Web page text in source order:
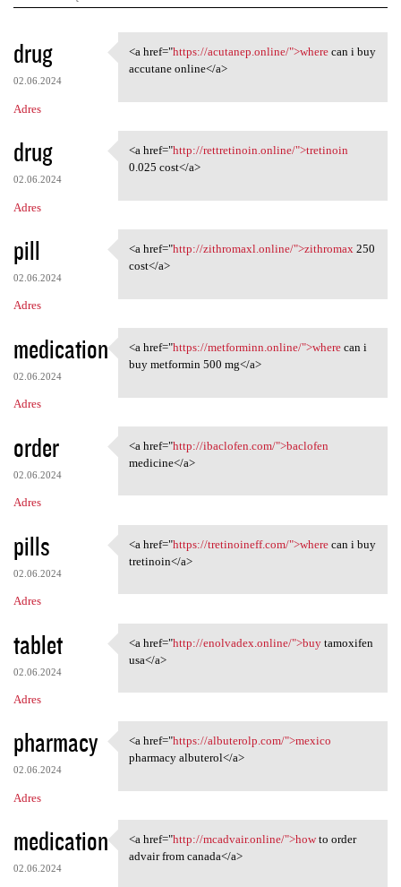
K
o
m
e
n
t
r
z
e
drug
02.06.2024
Adres
<a href="https://acutanep
<a href="https://acutanep.online/">wherecan i buy
accutane online</a>
drug
02.06.2024
Adres
<a href="http://rettretinoin
<a href="http://rettretinoin.online/">tretinoin
0.025 cost</a>
pill
02.06.2024
Adres
<a href="http://zithromaxl
<a href="http://zithromaxl.online/">zithromax250
cost</a>
medication
02.06.2024
Adres
<a href="https://metforminn
<a href="https://metforminn.online/">wherecan i
buy metformin 500 mg</a>
order
02.06.2024
Adres
<a href="http://ibaclofen.com
<a href="http://ibaclofen.com/">baclofen
medicine</a>
pills
02.06.2024
Adres
<a href="https://tretinoineff
<a href="https://tretinoineff.com/">wherecan i buy
tretinoin</a>
tablet
02.06.2024
Adres
<a href="http://enolvadex
<a href="http://enolvadex.online/">buytamoxifen
usa</a>
pharmacy
02.06.2024
Adres
<a href="https://albuterolp
<a href="https://albuterolp.com/">mexico
pharmacy albuterol</a>
medication
02.06.2024
<a href="http://mcadvair
<a href="http://mcadvair.online/">howto order
advair from canada</a>